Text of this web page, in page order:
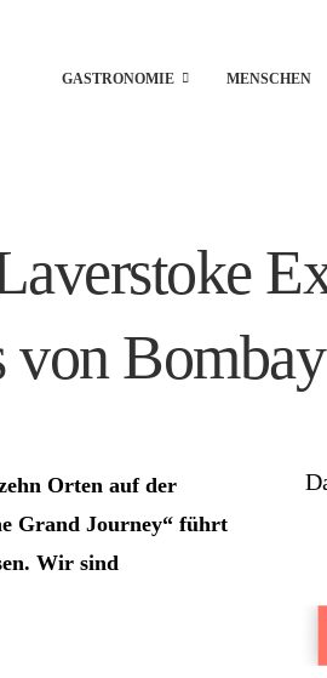
GASTRONOMIE MENSCHEN
Orten auf der
Grand Journey“ führt
Wir sind